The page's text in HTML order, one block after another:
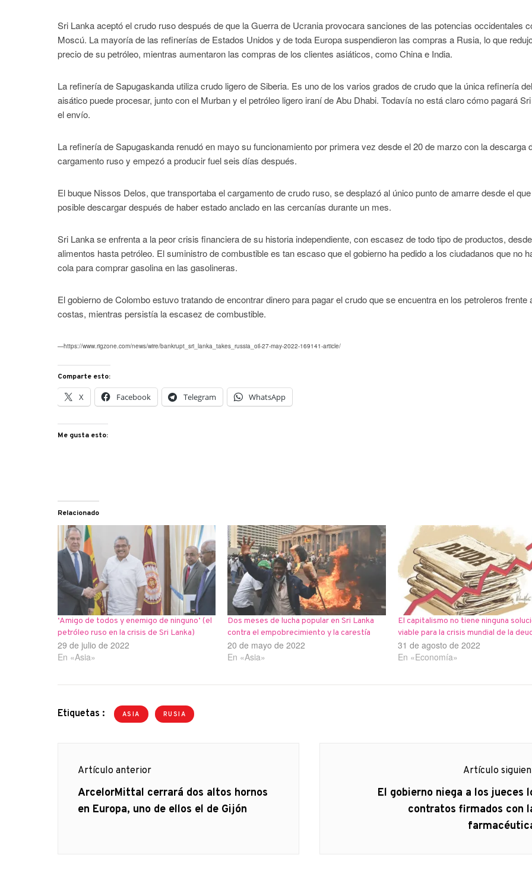
Sri Lanka aceptó el crudo ruso después de que la Guerra de Ucrania provocara sanciones de las potencias occidentales
Moscú. La mayoría de las refinerías de Estados Unidos y de toda Europa suspendieron las compras a Rusia, lo que
precio de su petróleo, mientras aumentaron las compras de los clientes asiáticos, como China e India.
La refinería de Sapugaskanda utiliza crudo ligero de Siberia. Es uno de los varios grados de crudo que la única refinería
aisático puede procesar, junto con el Murban y el petróleo ligero iraní de Abu Dhabi. Todavía no está claro cómo pagará
el envío.
La refinería de Sapugaskanda renudó en mayo su funcionamiento por primera vez desde el 20 de marzo con la descarga
cargamento ruso y empezó a producir fuel seis días después.
El buque Nissos Delos, que transportaba el cargamento de crudo ruso, se desplazó al único punto de amarre desde el
posible descargar después de haber estado anclado en las cercanías durante un mes.
Sri Lanka se enfrenta a la peor crisis financiera de su historia independiente, con escasez de todo tipo de productos, desde
alimentos hasta petróleo. El suministro de combustible es tan escaso que el gobierno ha pedido a los ciudadanos que no
cola para comprar gasolina en las gasolineras.
El gobierno de Colombo estuvo tratando de encontrar dinero para pagar el crudo que se encuentra en los petroleros frente
costas, mientras persistía la escasez de combustible.
—https://www.rigzone.com/news/wire/bankrupt_sri_lanka_takes_russia_oil-27-may-2022-169141-article/
Comparte esto:
X Facebook Telegram WhatsApp
Me gusta esto:
Relacionado
‘Amigo de todos y enemigo de ninguno’ (el
petróleo ruso en la crisis de Sri Lanka)
29 de julio de 2022
En «Asia»
Dos meses de lucha popular en Sri Lanka
contra el empobrecimiento y la carestía
20 de mayo de 2022
En «Asia»
El capitalismo no tiene ninguna
viable para la crisis mundial de la
31 de agosto de 2022
En «Economía»
Etiquetas : ASIA RUSIA
Navegación
de
Artículo anterior
Artículo
anterior
ArcelorMittal cerrará dos altos hornos
en Europa, uno de ellos el de Gijón
Artículo
Artículo
siguiente:
El gobierno niega a los jueces
contratos firmados con